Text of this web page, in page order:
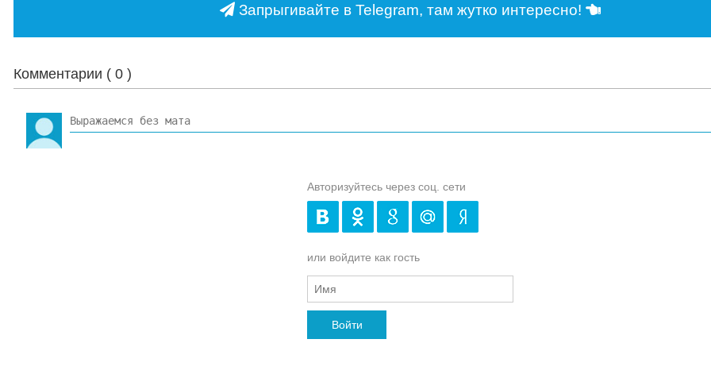
Запрыгивайте в Telegram, там жутко интересно!
Комментарии ( 0 )
Авторизуйтесь через соц. сети
или войдите как гость
Войти